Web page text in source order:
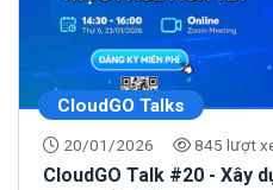
CloudGO Talks
20/01/2026 845 lượt
CloudGO Talk #20 - Xây